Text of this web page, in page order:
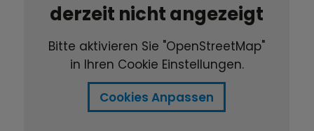
derzeit nicht angezeigt
Bitte aktivieren Sie "OpenStreetMap"
in Ihren Cookie Einstellungen.
Cookies Anpassen